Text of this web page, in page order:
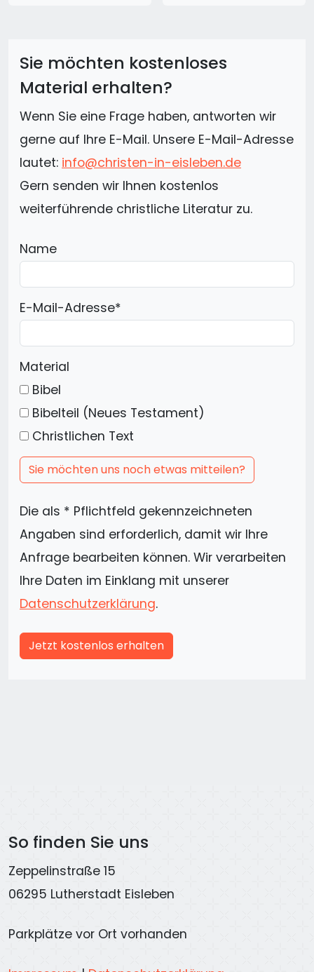
Sie möchten kostenloses
Material erhalten?
Wenn Sie eine Frage haben, antworten wir
gerne auf Ihre E-Mail. Unsere E-Mail-Adresse
lautet: info@christen-in-eisleben.de
Gern senden wir Ihnen kostenlos
weiterführende christliche Literatur zu.
Name
E-Mail-Adresse*
Material
Bibel
Bibelteil (Neues Testament)
Christlichen Text
Sie möchten uns noch etwas mitteilen?
Die als * Pflichtfeld gekennzeichneten
Angaben sind erforderlich, damit wir Ihre
Anfrage bearbeiten können. Wir verarbeiten
Ihre Daten im Einklang mit unserer
Datenschutzerklärung.
Jetzt kostenlos erhalten
So finden Sie uns
Zeppelinstraße 15
06295 Lutherstadt Eisleben
Parkplätze vor Ort vorhanden